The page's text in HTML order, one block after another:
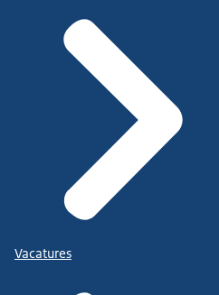
Vacatures